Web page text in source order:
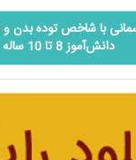
با شاخص توده بدن
‌‌‌‌‌دانش‌آموز 8 تا 10 ساله